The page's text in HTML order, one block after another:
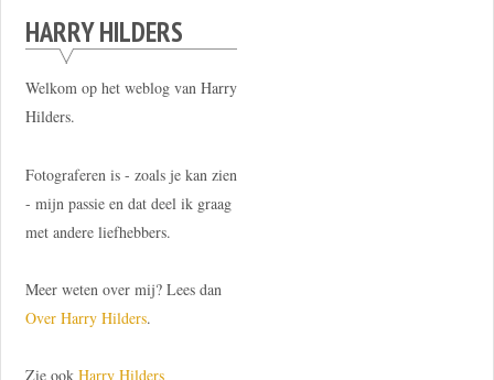
HARRY HILDERS
Welkom op het weblog van Harry
Hilders.
Fotograferen is - zoals je kan zien
- mijn passie en dat deel ik graag
met andere liefhebbers.
Meer weten over mij? Lees dan
Over Harry Hilders.
Zie ook Harry Hilders